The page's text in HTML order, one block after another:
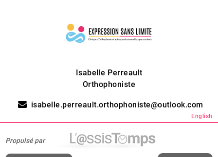
Isabelle Perreault
Orthophoniste
isabelle.perreault.orthophoniste@outlook.com
English
Propulsé par